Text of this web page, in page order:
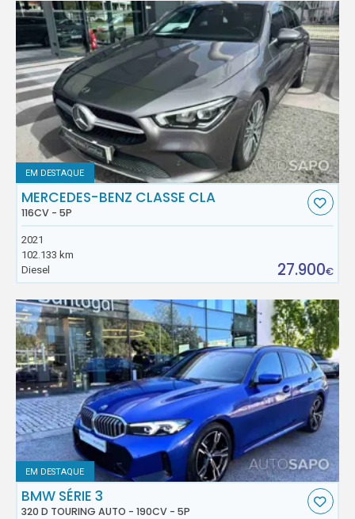
EM DESTAQUE
MERCEDES-BENZ CLASSE CLA
116CV - 5P
2021
102.133 km
Diesel
27.900€
EM DESTAQUE
BMW SÉRIE 3
320 D TOURING AUTO - 190CV - 5P